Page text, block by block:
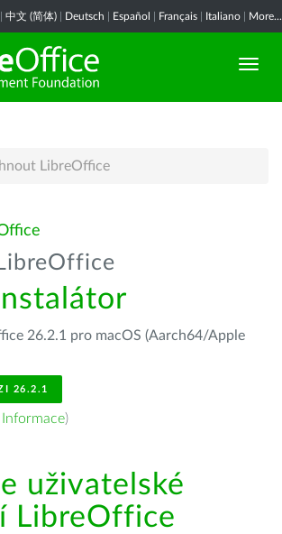
中文 (简体) Deutsch Español Français Italiano More...
LibreOffice
26.2.1 pro macOS (Aarch64/Apple
26.2.1
Informace)
uživatelské
LibreOffice